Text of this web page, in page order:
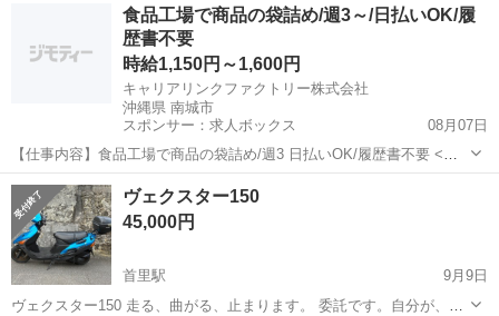
ッテリー新品 ベルト交換 タイヤ 交換時期です 走る 止まる 問題
無く乗れます 廃車...
食品工場で商品の袋詰め/週3～/日払いOK/履
歴書不要
時給1,150円～1,600円
キャリアリンクファクトリー株式会社
沖縄県 南城市
スポンサー：求人ボックス
08月07日
【仕事内容】食品工場で商品の袋詰め/週3 日払いOK/履歴書不要 <給
与> 時給1150～1600円 <勤務地> 沖縄県 南城市 「社員を企業に派遣し
て終わり」ではありません/ 就業中のモチベーション維持やフォロー対
応のために 派...
アルバイト・パート
ヴェクスター150
45,000円
首里駅
9月9日
ヴェクスター150 走る、曲がる、止まります。 委託です。自分が、1